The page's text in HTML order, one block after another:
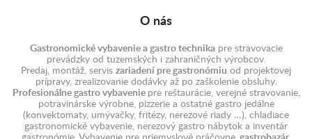
O nás
Gastronomické vybavenie a gastro technikapre stravovacie
prevádzky od tuzemských i zahraničných výrobcov.
Predaj, montáž, servis zariadení pre gastronómiu od projektovej
prípravy, zrealizovanie dodávky až po zaškolenie obsluhy.
Profesionálne gastro vybavenie pre reštaurácie, verejné stravovanie,
potravinárske výrobne, pizzerie a ostatné gastro jedálne
(konvektomaty, umývačky, fritézy, nerezové riady …), chladiace
gastronomické vybavenie, nerezový gastro nábytok a inventár